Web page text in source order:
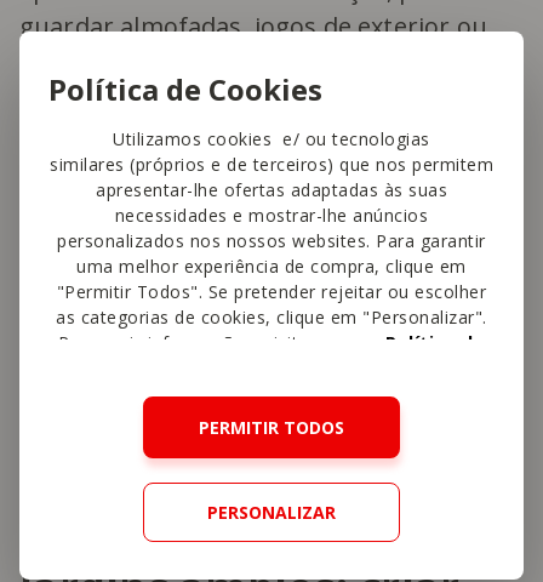
Política de Cookies
Utilizamos cookies e/ ou tecnologias
similares (próprios e de terceiros) que nos permitem
apresentar-lhe ofertas adaptadas às suas
necessidades e mostrar-lhe anúncios
personalizados nos nossos websites. Para garantir
uma melhor experiência de compra, clique em
"Permitir Todos". Se pretender rejeitar ou escolher
as categorias de cookies, clique em "Personalizar".
Para mais informações, visite a nossa Política de
PERMITIR TODOS
PERSONALIZAR
guardar almofadas, jogos de exterior ou
também mais prático e organizado no dia